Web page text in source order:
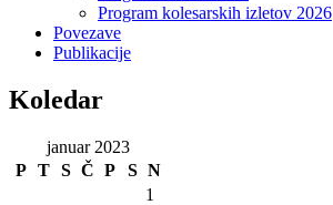
Program kolesarskih izletov 2026
Povezave
Publikacije
Koledar
januar 2023
P T S Č P S N
1